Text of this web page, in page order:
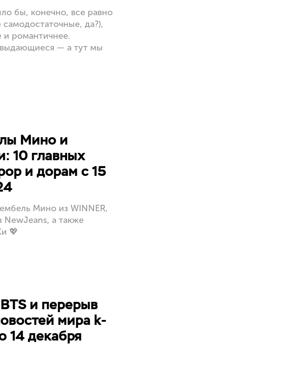
бы, конечно, все равно
да?),
и романтичнее.
— а тут мы
Мино и
10 главных
и дорам с 15
Мино из WINNER,
а также
💖
и перерыв
мира k-
14 декабря